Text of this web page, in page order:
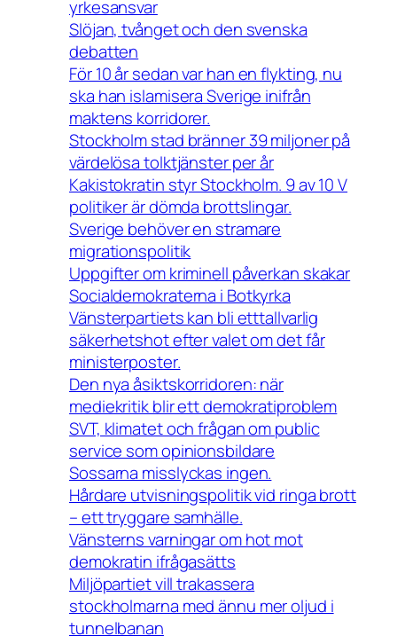
yrkesansvar
Slöjan, tvånget och den svenska
debatten
För 10 år sedan var han en flykting, nu
ska han islamisera Sverige inifrån
maktens korridorer.
Stockholm stad bränner 39 miljoner på
värdelösa tolktjänster per år
Kakistokratin styr Stockholm. 9 av 10 V
politiker är dömda brottslingar.
Sverige behöver en stramare
migrationspolitik
Uppgifter om kriminell påverkan skakar
Socialdemokraterna i Botkyrka
Vänsterpartiets kan bli etttallvarlig
säkerhetshot efter valet om det får
ministerposter.
Den nya åsiktskorridoren: när
mediekritik blir ett demokratiproblem
SVT, klimatet och frågan om public
service som opinionsbildare
Sossarna misslyckas ingen.
Hårdare utvisningspolitik vid ringa brott
– ett tryggare samhälle.
Vänsterns varningar om hot mot
demokratin ifrågasätts
Miljöpartiet vill trakassera
stockholmarna med ännu mer oljud i
tunnelbanan